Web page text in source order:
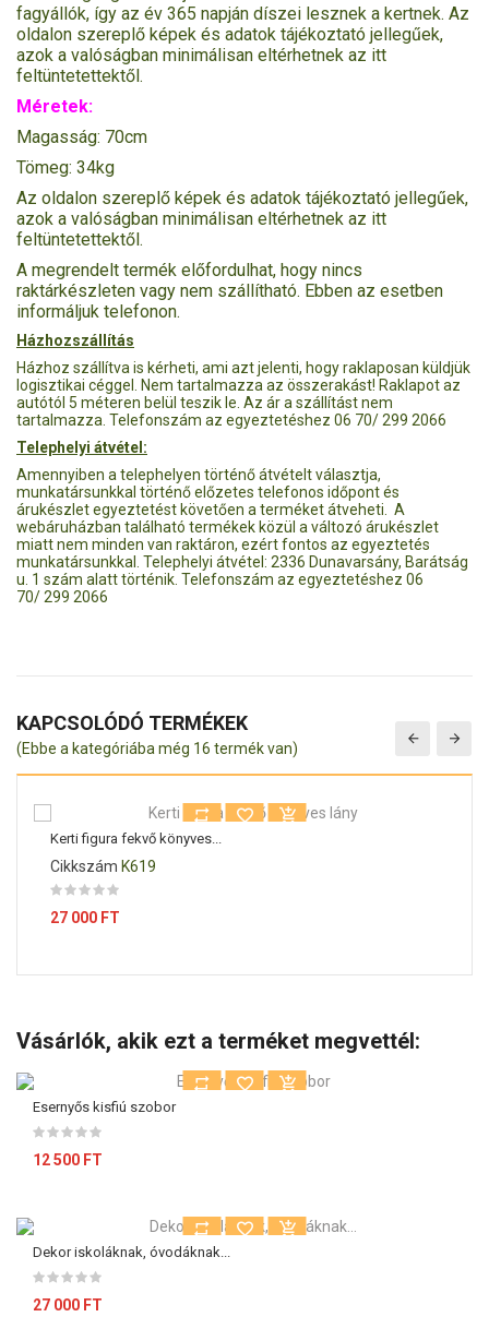
fagyállók, így az év 365 napján díszei lesznek a kertnek. Az
oldalon szereplő képek és adatok tájékoztató jellegűek,
azok a valóságban minimálisan eltérhetnek az itt
feltüntetettektől.
Méretek:
Magasság: 70cm
Tömeg: 34kg
Az oldalon szereplő képek és adatok tájékoztató jellegűek,
azok a valóságban minimálisan eltérhetnek az itt
feltüntetettektől.
A megrendelt termék előfordulhat, hogy nincs
raktárkészleten vagy nem szállítható. Ebben az esetben
informáljuk telefonon.
Házhozszállítás
Házhoz szállítva is kérheti, ami azt jelenti, hogy raklaposan küldjük
logisztikai céggel. Nem tartalmazza az összerakást! Raklapot az
autótól 5 méteren belül teszik le. Az ár a szállítást nem
tartalmazza. Telefonszám az egyeztetéshez 06 70/ 299 2066
Telephelyi átvétel:
Amennyiben a telephelyen történő átvételt választja,
munkatársunkkal történő előzetes telefonos időpont és
árukészlet egyeztetést követően a terméket átveheti. A
webáruházban található termékek közül a változó árukészlet
miatt nem minden van raktáron, ezért fontos az egyeztetés
munkatársunkkal. Telephelyi átvétel: 2336 Dunavarsány, Barátság
u. 1 szám alatt történik. Telefonszám az egyeztetéshez 06
70/ 299 2066
KAPCSOLÓDÓ TERMÉKEK
(Ebbe a kategóriába még 16 termék van)
Kerti figura fekvő könyves...
Cikkszám K619
Ár
27 000 FT
Vásárlók, akik ezt a terméket megvettél:
Esernyős kisfiú szobor
12 500 FT
Dekor iskoláknak, óvodáknak...
27 000 FT